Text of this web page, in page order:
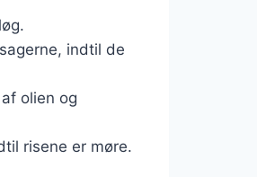
indtil de
olien og
risene er møre.